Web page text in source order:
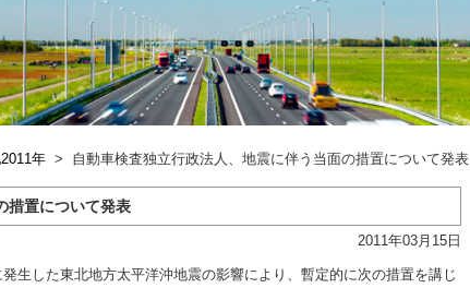
年 > 自動車検査独立行政法人、地震に伴う当面の措置について発表
措置について発表
2011年03月15日
生した東北地方太平洋沖地震の影響により、暫定的に次の措置を講じ